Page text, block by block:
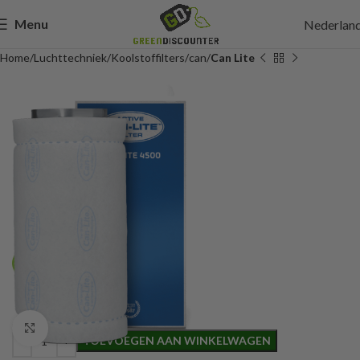
Menu
Home Luchttechniek Koolstoffilters can Can Lite
TOEVOEGEN AAN WINKELWAGEN